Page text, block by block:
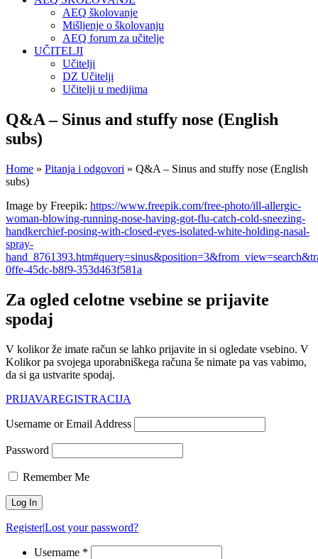
AEQ školovanje
Mišljenje o školovanju
AEQ forum za učitelje
UČITELJI
Učitelji
DZ Učitelji
Učitelji u medijima
Q&A – Sinus and stuffy nose (English
subs)
Home » Pitanja i odgovori » Q&A – Sinus and stuffy nose (English
subs)
Image by Freepik: https://www.freepik.com/free-photo/ill-allergic-
woman-blowing-running-nose-having-got-flu-catch-cold-sneezing-
handkerchief-posing-with-closed-eyes-isolated-white-holding-nasal-
spray-
0ffe-45dc-b8f9-353d463f581a
Za ogled celotne vsebine se prijavite
spodaj
V kolikor že imate račun se lahko prijavite in si ogledate vsebino. V
Kolikor pa svojega uporabniškega računa še nimate pa vas vabimo,
da si ga ustvarite spodaj.
PRIJAVAREGISTRACIJA
Username or Email Address
Password
Remember Me
Register|Lost your password?
Username *